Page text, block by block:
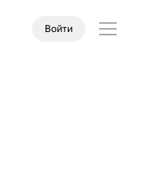
Войти